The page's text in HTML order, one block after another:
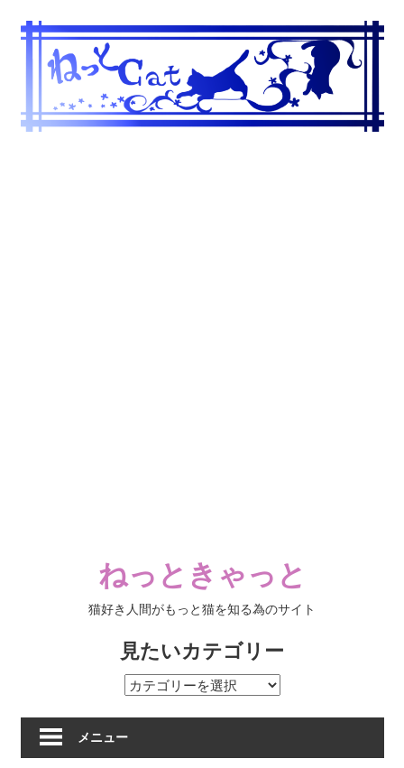
ねっときゃっと
猫好き人間がもっと猫を知る為のサイト
見たいカテゴリー
見
い
カ
メニュー